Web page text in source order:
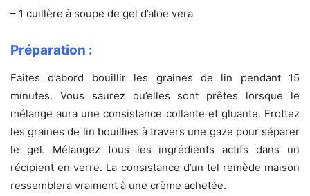
– 1 cuillère à soupe de gel d’aloe vera
Préparation :
Faites d’abord bouillir les graines de lin pendant 15
minutes. Vous saurez qu’elles sont prêtes lorsque le
mélange aura une consistance collante et gluante. Frottez
les graines de lin bouillies à travers une gaze pour séparer
le gel. Mélangez tous les ingrédients actifs dans un
récipient en verre. La consistance d’un tel remède maison
ressemblera vraiment à une crème achetée.